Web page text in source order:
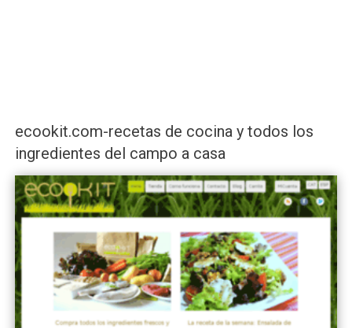
ecookit.com-recetas de cocina y todos los
ingredientes del campo a casa